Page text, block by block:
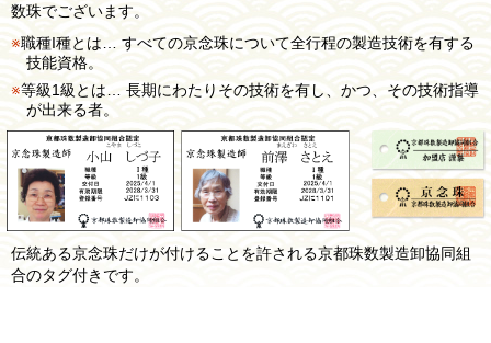
数珠でございます。
職種I種とは… すべての京念珠について全行程の製造技術を有する
技能資格。
等級1級とは… 長期にわたりその技術を有し、かつ、その技術指導
が出来る者。
伝統ある京念珠だけが付けることを許される京都珠数製造卸協同組
合のタグ付きです。